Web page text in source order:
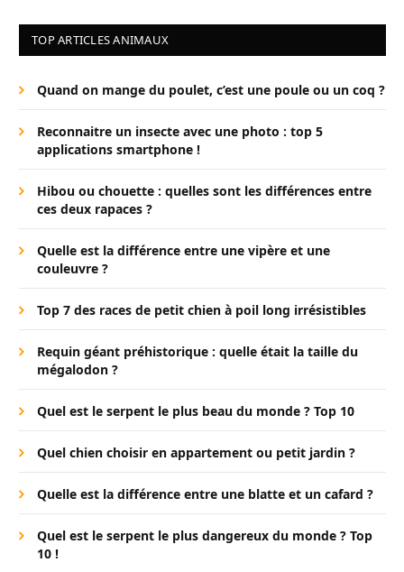
TOP ARTICLES ANIMAUX
Quand on mange du poulet, c’est une poule ou un coq ?
Reconnaitre un insecte avec une photo : top 5
applications smartphone !
Hibou ou chouette : quelles sont les différences entre
ces deux rapaces ?
Quelle est la différence entre une vipère et une
couleuvre ?
Top 7 des races de petit chien à poil long irrésistibles
Requin géant préhistorique : quelle était la taille du
mégalodon ?
Quel est le serpent le plus beau du monde ? Top 10
Quel chien choisir en appartement ou petit jardin ?
Quelle est la différence entre une blatte et un cafard ?
Quel est le serpent le plus dangereux du monde ? Top
10 !